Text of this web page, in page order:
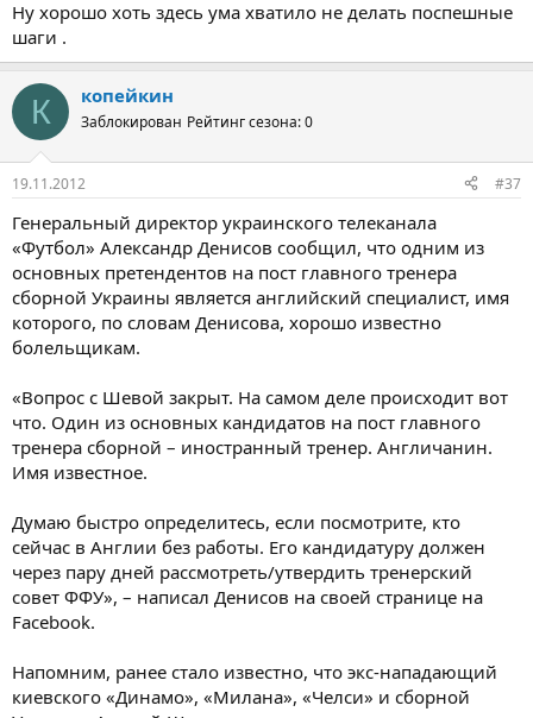
Ну хорошо хоть здесь ума хватило не делать поспешные
шаги .
К копейкин
Заблокирован Рейтинг сезона: 0
19.11.2012 #37
Генеральный директор украинского телеканала
«Футбол» Александр Денисов сообщил, что одним из
основных претендентов на пост главного тренера
сборной Украины является английский специалист, имя
которого, по словам Денисова, хорошо известно
болельщикам.
«Вопрос с Шевой закрыт. На самом деле происходит вот
что. Один из основных кандидатов на пост главного
тренера сборной – иностранный тренер. Англичанин.
Имя известное.
Думаю быстро определитесь, если посмотрите, кто
сейчас в Англии без работы. Его кандидатуру должен
через пару дней рассмотреть/утвердить тренерский
совет ФФУ», – написал Денисов на своей странице на
Facebook.
Напомним, ранее стало известно, что экс-нападающий
киевского «Динамо», «Милана», «Челси» и сборной